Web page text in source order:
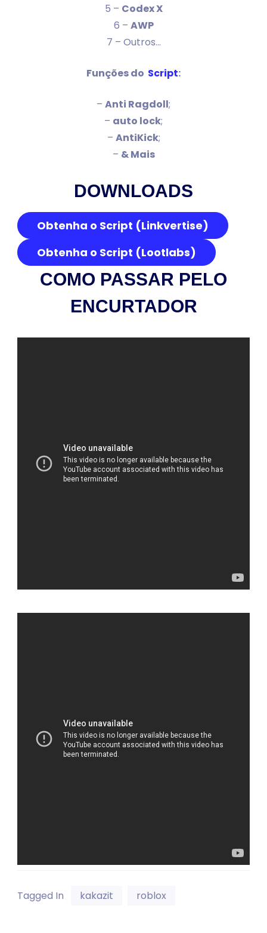
5 – Codex X
6 – AWP
7 – Outros…
Funções do Script:
– Anti Ragdoll;
– auto lock;
– AntiKick;
– & Mais
DOWNLOADS
Obtenha o Script (Linkvertise)
Obtenha o Script (Lootlabs)
COMO PASSAR PELO
ENCURTADOR
Tagged In kakazit roblox